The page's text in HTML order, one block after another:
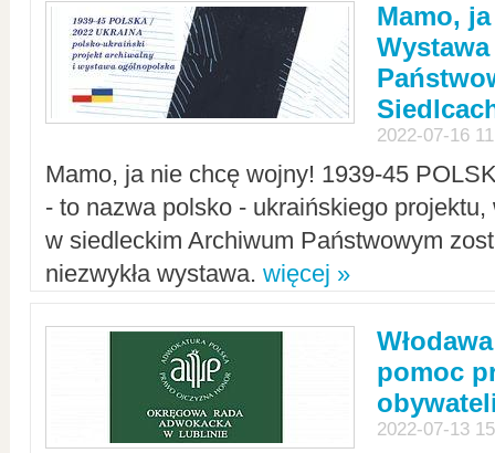
Mamo,
2022-07-16
Mamo, ja nie chcę wojny! 1939-45
- to nazwa polsko - ukraińskiego
w siedleckim Archiwum Państwowym
niezwykła wystawa. więcej »
pomoc
2022-07-13